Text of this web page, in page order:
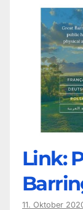
Link:
11. Oktober